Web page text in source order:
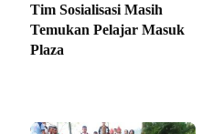
Tim Sosialisasi Masih
Temukan Pelajar Masuk
Plaza